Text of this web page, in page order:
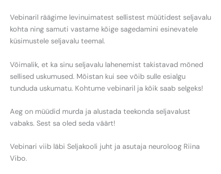
Vebinaril räägime levinuimatest sellistest müütidest seljavalu
kohta ning samuti vastame kõige sagedamini esinevatele
küsimustele seljavalu teemal.
Võimalik, et ka sinu seljavalu lahenemist takistavad mõned
sellised uskumused. Mõistan kui see võib sulle esialgu
tunduda uskumatu. Kohtume vebinaril ja kõik saab selgeks!
Aeg on müüdid murda ja alustada teekonda seljavalust
vabaks. Sest sa oled seda väärt!
Vebinari viib läbi Seljakooli juht ja asutaja neuroloog Riina
Vibo.